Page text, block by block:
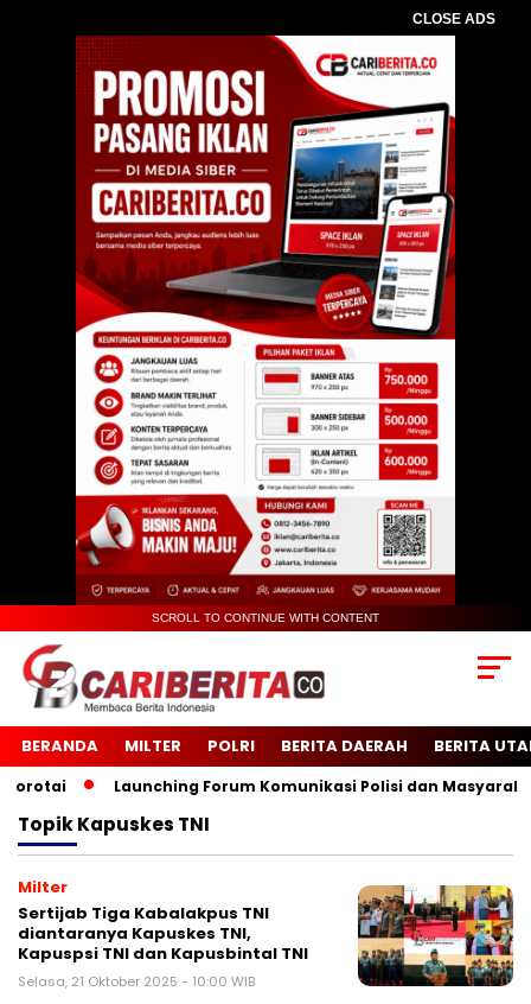
CLOSE ADS
SCROLL TO CONTINUE WITH CONTENT
BERANDA MILTER POLRI BERITA DAERAH BERITA
Launching Forum Komunikasi Polisi dan Masyarakat
TopikKapuskes TNI
Milter
Sertijab Tiga Kabalakpus TNI
diantaranya Kapuskes TNI,
Kapuspsi TNI dan Kapusbintal TNI
Selasa, 21 Oktober 2025 - 10:00 WIB